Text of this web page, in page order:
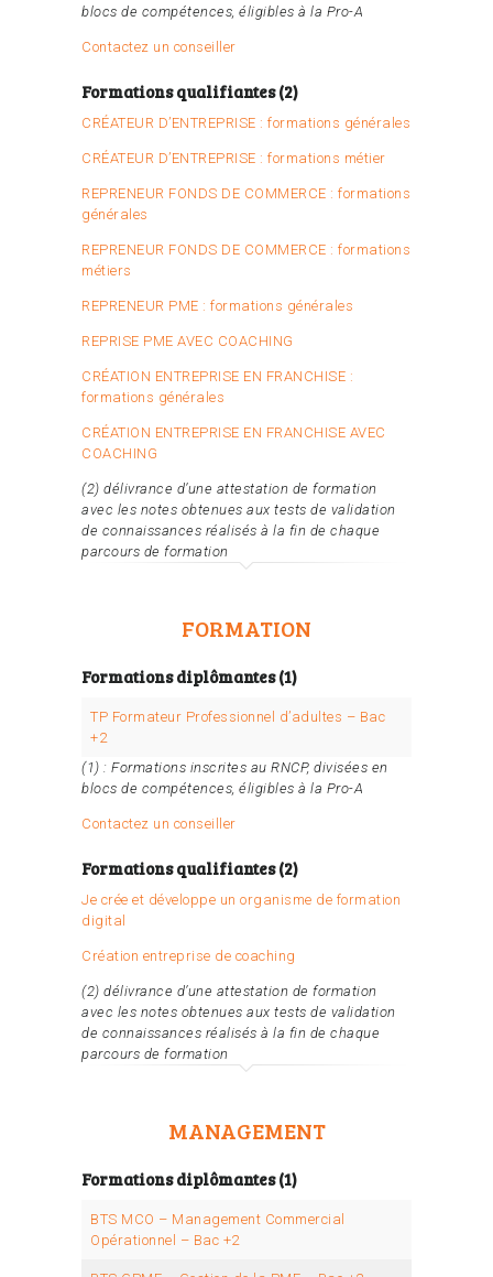
blocs de compétences, éligibles à la Pro-A
Contactez un conseiller
Formations qualifiantes (2)
CRÉATEUR D’ENTREPRISE : formations générales
CRÉATEUR D’ENTREPRISE : formations métier
REPRENEUR FONDS DE COMMERCE : formations
générales
REPRENEUR FONDS DE COMMERCE : formations
métiers
REPRENEUR PME : formations générales
REPRISE PME AVEC COACHING
CRÉATION ENTREPRISE EN FRANCHISE :
formations générales
CRÉATION ENTREPRISE EN FRANCHISE AVEC
COACHING
(2) délivrance d’une attestation de formation
avec les notes obtenues aux tests de validation
de connaissances réalisés à la fin de chaque
parcours de formation
FORMATION
Formations diplômantes (1)
TP Formateur Professionnel d’adultes – Bac
+2
(1) : Formations inscrites au RNCP, divisées en
blocs de compétences, éligibles à la Pro-A
Contactez un conseiller
Formations qualifiantes (2)
Je crée et développe un organisme de formation
digital
Création entreprise de coaching
(2) délivrance d’une attestation de formation
avec les notes obtenues aux tests de validation
de connaissances réalisés à la fin de chaque
parcours de formation
MANAGEMENT
Formations diplômantes (1)
BTS MCO – Management Commercial
Opérationnel – Bac +2